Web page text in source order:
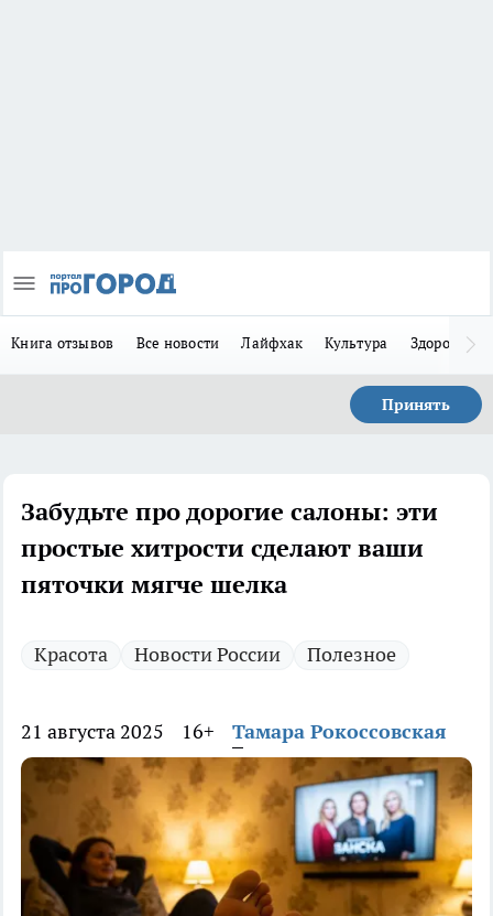
Книга отзывов Все новости Лайфхак Культура Здоровье
Принять
Забудьте про дорогие салоны: эти
простые хитрости сделают ваши
пяточки мягче шелка
Красота Новости России Полезное
21 августа 2025 16+ Тамара Рокоссовская